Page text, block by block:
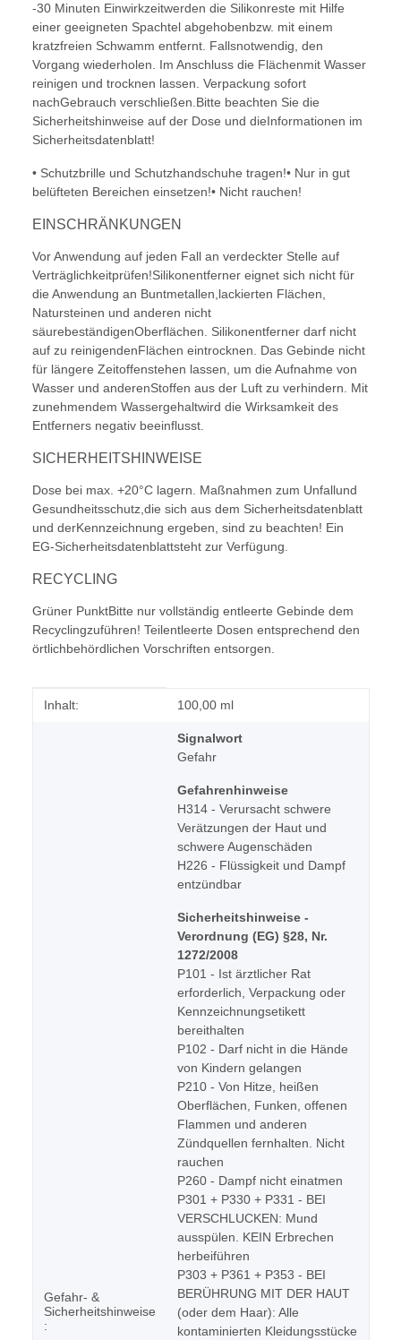
-30 Minuten Einwirkzeitwerden die Silikonreste mit Hilfe
einer geeigneten Spachtel abgehobenbzw. mit einem
kratzfreien Schwamm entfernt. Fallsnotwendig, den
Vorgang wiederholen. Im Anschluss die Flächenmit Wasser
reinigen und trocknen lassen. Verpackung sofort
nachGebrauch verschließen.Bitte beachten Sie die
Sicherheitshinweise auf der Dose und dieInformationen im
Sicherheitsdatenblatt!
• Schutzbrille und Schutzhandschuhe tragen!• Nur in gut
belüfteten Bereichen einsetzen!• Nicht rauchen!
EINSCHRÄNKUNGEN
Vor Anwendung auf jeden Fall an verdeckter Stelle auf
Verträglichkeitprüfen!Silikonentferner eignet sich nicht für
die Anwendung an Buntmetallen,lackierten Flächen,
Natursteinen und anderen nicht
säurebeständigenOberflächen. Silikonentferner darf nicht
auf zu reinigendenFlächen eintrocknen. Das Gebinde nicht
für längere Zeitoffenstehen lassen, um die Aufnahme von
Wasser und anderenStoffen aus der Luft zu verhindern. Mit
zunehmendem Wassergehaltwird die Wirksamkeit des
Entferners negativ beeinflusst.
SICHERHEITSHINWEISE
Dose bei max. +20°C lagern. Maßnahmen zum Unfallund
Gesundheitsschutz,die sich aus dem Sicherheitsdatenblatt
und derKennzeichnung ergeben, sind zu beachten! Ein
EG-Sicherheitsdatenblattsteht zur Verfügung.
RECYCLING
Grüner PunktBitte nur vollständig entleerte Gebinde dem
Recyclingzuführen! Teilentleerte Dosen entsprechend den
örtlichbehördlichen Vorschriften entsorgen.
Produkteigenschaft
Wert
Inhalt: 100,00 ml
Gefahr- &
Sicherheitshinweise
:
Signalwort
Gefahr
Gefahrenhinweise
H314 - Verursacht schwere
Verätzungen der Haut und
schwere Augenschäden
H226 - Flüssigkeit und Dampf
entzündbar
Sicherheitshinweise -
Verordnung (EG) §28, Nr.
1272/2008
P101 - Ist ärztlicher Rat
erforderlich, Verpackung oder
Kennzeichnungsetikett
bereithalten
P102 - Darf nicht in die Hände
von Kindern gelangen
P210 - Von Hitze, heißen
Oberflächen, Funken, offenen
Flammen und anderen
Zündquellen fernhalten. Nicht
rauchen
P260 - Dampf nicht einatmen
P301 + P330 + P331 - BEI
VERSCHLUCKEN: Mund
ausspülen. KEIN Erbrechen
herbeiführen
P303 + P361 + P353 - BEI
BERÜHRUNG MIT DER HAUT
(oder dem Haar): Alle
kontaminierten Kleidungsstücke